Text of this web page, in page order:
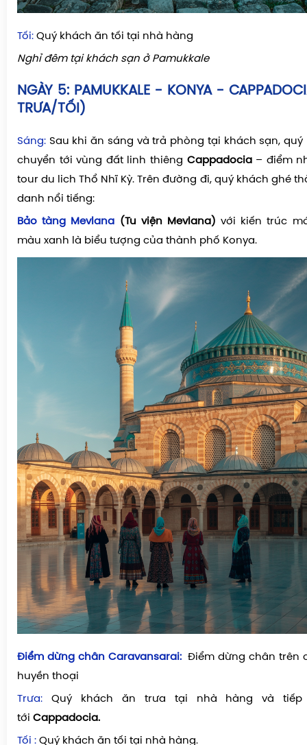
Tối: Quý khách ăn tối tại nhà hàng
Nghỉ đêm tại khách sạn ở Pamukkale
NGÀY 5: PAMUKKALE - KONYA -
TRƯA/TỐI)
Sáng: Sau khi ăn sáng và trả phòng tại khách sạn,
chuyển tới vùng đất linh thiêng Cappadocia– điểm
tour du lich Thổ Nhĩ Kỳ. Trên đường đi, quý khách ghé
danh nổi tiếng:
Bảo tàng Mevlana (Tu viện Mevlana)với kiến trúc
màu xanh là biểu tượng của thành phố Konya.
Điểm dừng chân Caravansarai: Điểm dừng chân trên
huyền thoại
Trưa: Quý khách ăn trưa tại nhà hàng và tiếp
tới Cappadocia.
Tối : Quý khách ăn tối tại nhà hàng.